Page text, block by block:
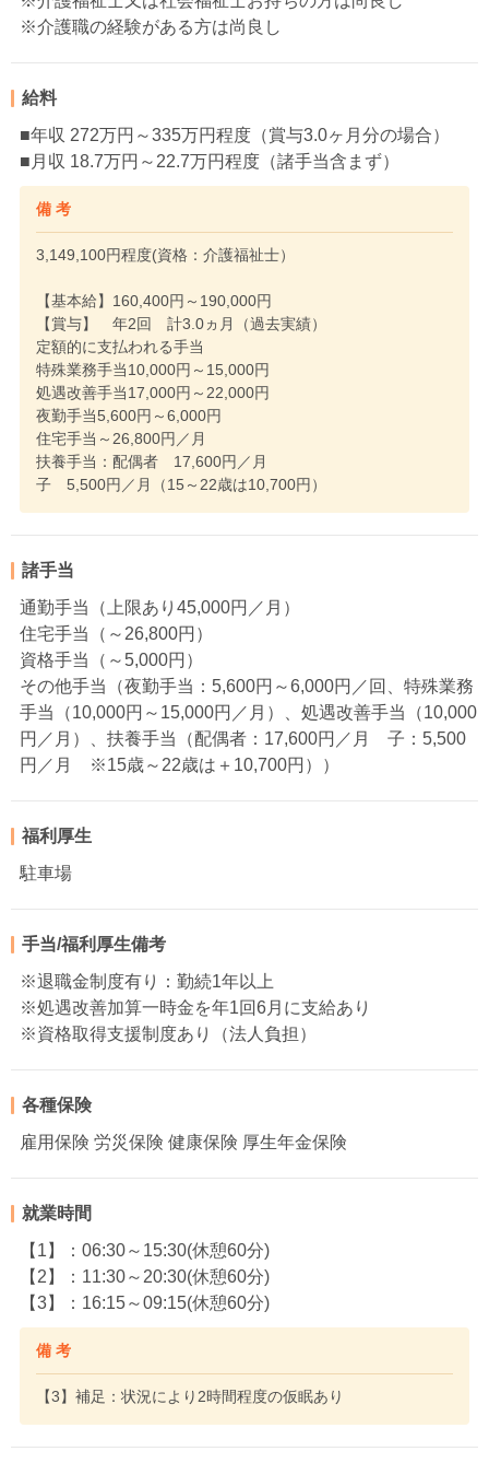
※介護職の経験がある方は尚良し
給料
■年収 272万円～335万円程度（賞与3.0ヶ月分の場合）
■月収 18.7万円～22.7万円程度（諸手当含まず）
備 考
3,149,100円程度(資格：介護福祉士）
【基本給】160,400円～190,000円
【賞与】 年2回 計3.0ヵ月（過去実績）
定額的に支払われる手当
特殊業務手当10,000円～15,000円
処遇改善手当17,000円～22,000円
夜勤手当5,600円～6,000円
住宅手当～26,800円／月
扶養手当：配偶者 17,600円／月
子 5,500円／月（15～22歳は10,700円）
諸手当
通勤手当（上限あり45,000円／月）
住宅手当（～26,800円）
資格手当（～5,000円）
その他手当（夜勤手当：5,600円～6,000円／回、特殊業務
手当（10,000円～15,000円／月）、処遇改善手当（10,000
円／月）、扶養手当（配偶者：17,600円／月 子：5,500
円／月 ※15歳～22歳は＋10,700円））
福利厚生
駐車場
手当/福利厚生備考
※退職金制度有り：勤続1年以上
※処遇改善加算一時金を年1回6月に支給あり
※資格取得支援制度あり（法人負担）
各種保険
雇用保険 労災保険 健康保険 厚生年金保険
就業時間
【1】：06:30～15:30(休憩60分)
【2】：11:30～20:30(休憩60分)
【3】：16:15～09:15(休憩60分)
備 考
【3】補足：状況により2時間程度の仮眠あり